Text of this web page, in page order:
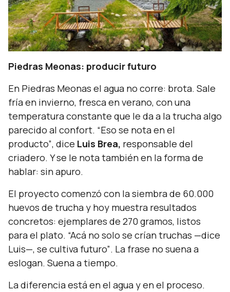
Piedras Meonas: producir futuro
En Piedras Meonas el agua no corre: brota. Sale
fría en invierno, fresca en verano, con una
temperatura constante que le da a la trucha algo
parecido al confort. “Eso se nota en el
producto”, dice Luis Brea, responsable del
criadero. Y se le nota también en la forma de
hablar: sin apuro.
El proyecto comenzó con la siembra de 60.000
huevos de trucha y hoy muestra resultados
concretos: ejemplares de 270 gramos, listos
para el plato. “Acá no solo se crían truchas —dice
Luis—, se cultiva futuro”. La frase no suena a
eslogan. Suena a tiempo.
La diferencia está en el agua y en el proceso.